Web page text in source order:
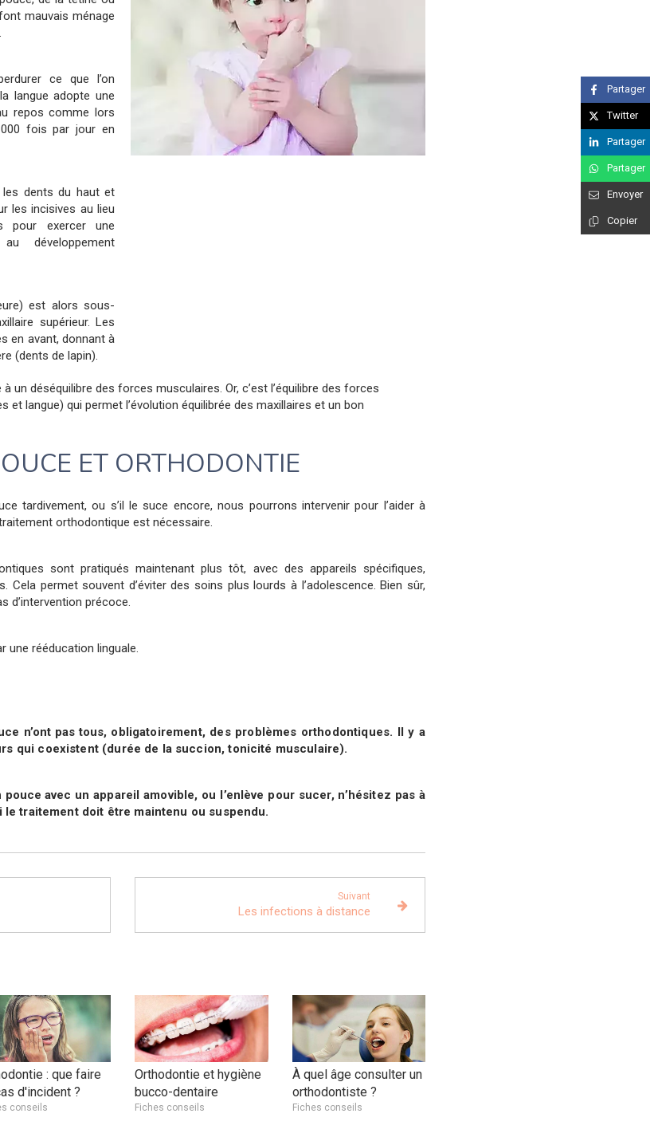
mauvais ménage
ce que l’on
langue adopte une
repos comme lors
fois par jour en
les dents du haut et
les incisives au lieu
pour exercer une
développement
est alors sous-
supérieur. Les
en avant, donnant à
(dents de lapin).
un déséquilibre des forces musculaires. Or, c’est l’équilibre des forces
et langue) qui permet l’évolution équilibrée des maxillaires et un bon
ET ORTHODONTIE
tardivement, ou s’il le suce encore, nous pourrons intervenir pour l’aider à
orthodontique est nécessaire.
sont pratiqués maintenant plus tôt, avec des appareils spécifiques,
Cela permet souvent d’éviter des soins plus lourds à l’adolescence. Bien sûr,
d’intervention précoce.
une rééducation linguale.
n’ont pas tous, obligatoirement, des problèmes orthodontiques. Il y a
qui coexistent (durée de la succion, tonicité musculaire).
pouce avec un appareil amovible, ou l’enlève pour sucer, n’hésitez pas à
le traitement doit être maintenu ou suspendu.
Suivant
Les infections à distance
: que faire
d'incident ?
conseils
Orthodontie et hygiène
bucco-dentaire
Fiches conseils
À quel âge consulter un
orthodontiste ?
Fiches conseils
Partager
Twitter
Partager
Partager
Envoyer
Copier